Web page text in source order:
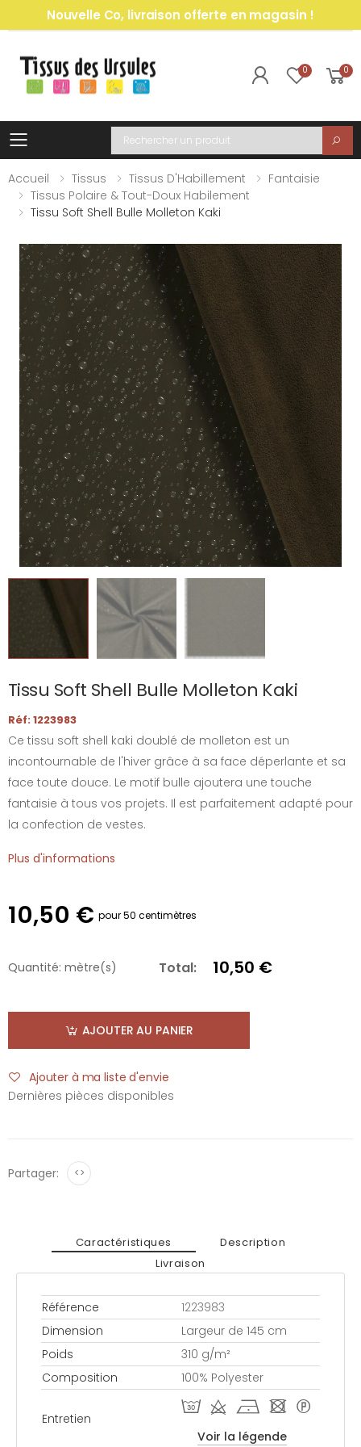
Nouvelle Co, livraison offerte en magasin !
0 0
Toggle mobile menu
Recherche
Accueil
Tissus Tissus D'Habillement
Fantaisie
Tissus Polaire & Tout-Doux Habilement
Tissu Soft Shell Bulle Molleton Kaki
Tissu Soft Shell Bulle Molleton Kaki
Réf: 1223983
Ce tissu soft shell kaki doublé de molleton est un
incontournable de l'hiver grâce à sa face déperlante et sa
face toute douce. Le motif bulle ajoutera une touche
fantaisie à tous vos projets. Il est parfaitement adapté pour
la confection de vestes.
Plus d'informations
10,50 € pour 50 centimètres
Quantité: mètre(s) Total: 10,50 €
AJOUTER AU PANIER
Ajouter à ma liste d'envie
Dernières pièces disponibles
Partager: <>
Caractéristiques
Description
Livraison
Référence
1223983
Dimension
Largeur de 145 cm
Poids
310 g/m²
Composition
100% Polyester
Entretien
T d h - *
Voir la légende